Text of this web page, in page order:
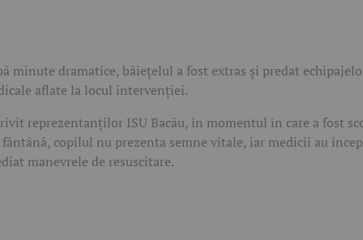
minute dramatice, băiețelul a fost extras și predat
aflate la locul intervenției.
reprezentanților ISU Bacău, în momentul în care a fost
copilul nu prezenta semne vitale, iar medicii au
manevrele de resuscitare.